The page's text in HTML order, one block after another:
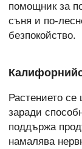
помощник за
съня и по-
безпокойство.
Растението се
заради
поддържа
намалява